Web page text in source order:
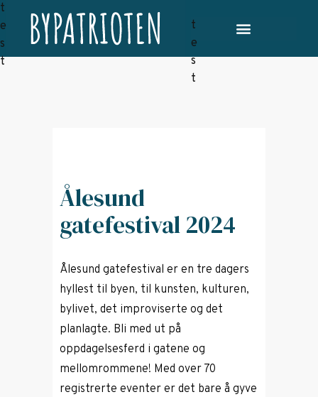
Ålesund
gatefestival 2024
Ålesund gatefestival er en tre dagers
hyllest til byen, til kunsten, kulturen,
bylivet, det improviserte og det
planlagte. Bli med ut på
oppdagelsesferd i gatene og
mellomrommene! Med over 70
registrerte eventer er det bare å gyve